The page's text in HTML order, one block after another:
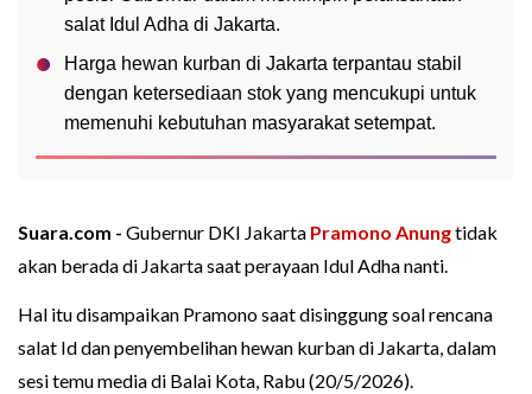
salat Idul Adha di Jakarta.
Harga hewan kurban di Jakarta terpantau stabil
dengan ketersediaan stok yang mencukupi untuk
memenuhi kebutuhan masyarakat setempat.
Suara.com - Gubernur DKI Jakarta Pramono Anungtidak
akan berada di Jakarta saat perayaan Idul Adha nanti.
Hal itu disampaikan Pramono saat disinggung soal rencana
salat Id dan penyembelihan hewan kurban di Jakarta, dalam
sesi temu media di Balai Kota, Rabu (20/5/2026).